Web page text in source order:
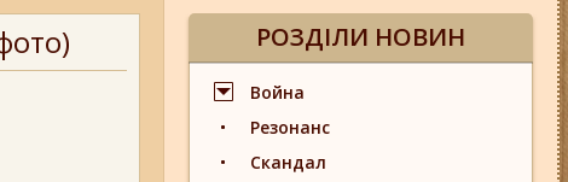
РОЗДІЛИ НОВИН
Война
Резонанс
Скандал